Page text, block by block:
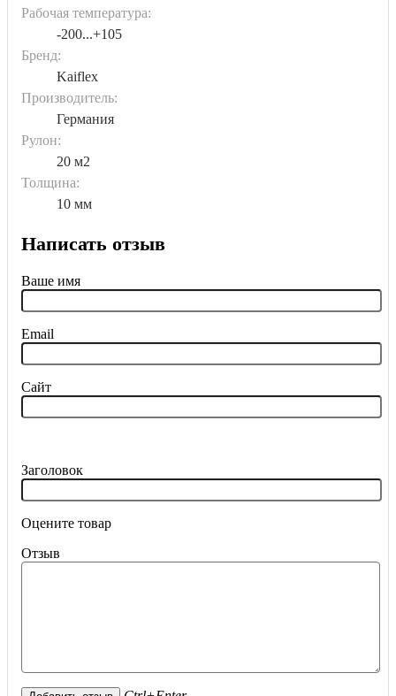
Рабочая температура:
-200...+105
Бренд:
Kaiflex
Производитель:
Германия
Рулон:
20 м2
Толщина:
10 мм
Написать отзыв
Ваше имя
Email
Сайт
Заголовок
Оцените товар
Отзыв